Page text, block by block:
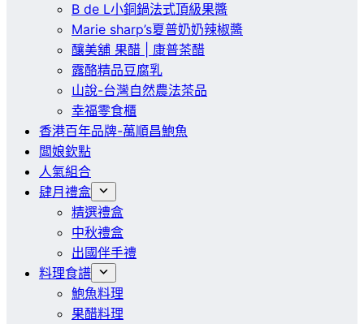
B de L小銅鍋法式頂級果醬
Marie sharp’s夏普奶奶辣椒醬
釀美舖 果醋 | 康普茶醋
露酪精品豆腐乳
山說-台灣自然農法茶品
幸福零食櫃
香港百年品牌-萬順昌鮑魚
闆娘欽點
人氣組合
肆月禮盒
精選禮盒
中秋禮盒
出國伴手禮
料理食譜
鮑魚料理
果醋料理